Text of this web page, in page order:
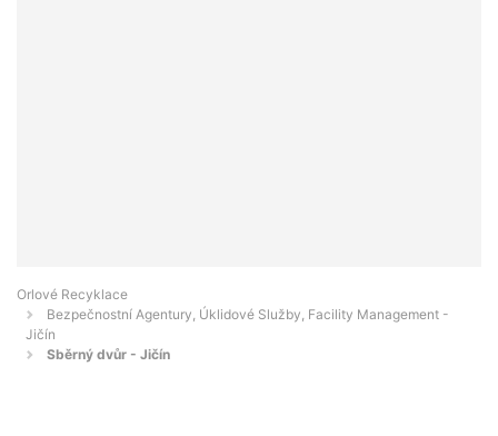
Orlové Recyklace
Bezpečnostní Agentury, Úklidové Služby, Facility Management -
Jičín
Sběrný dvůr - Jičín